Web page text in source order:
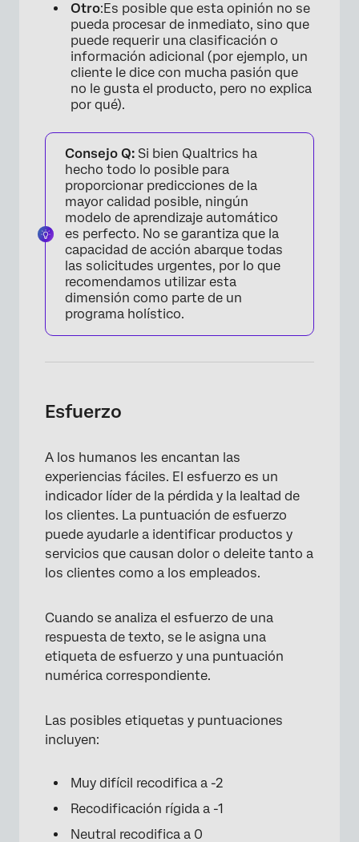
Otro:Es posible que esta opinión no se
pueda procesar de inmediato, sino que
puede requerir una clasificación o
información adicional (por ejemplo, un
cliente le dice con mucha pasión que
no le gusta el producto, pero no explica
por qué).
Consejo Q: Si bien Qualtrics ha
hecho todo lo posible para
proporcionar predicciones de la
mayor calidad posible, ningún
modelo de aprendizaje automático
es perfecto. No se garantiza que la
capacidad de acción abarque todas
las solicitudes urgentes, por lo que
recomendamos utilizar esta
dimensión como parte de un
programa holístico.
Esfuerzo
A los humanos les encantan las
experiencias fáciles. El esfuerzo es un
indicador líder de la pérdida y la lealtad de
los clientes. La puntuación de esfuerzo
puede ayudarle a identificar productos y
servicios que causan dolor o deleite tanto a
los clientes como a los empleados.
Cuando se analiza el esfuerzo de una
respuesta de texto, se le asigna una
etiqueta de esfuerzo y una puntuación
numérica correspondiente.
Las posibles etiquetas y puntuaciones
incluyen:
Muy difícil recodifica a -2
Recodificación rígida a -1
Neutral recodifica a 0